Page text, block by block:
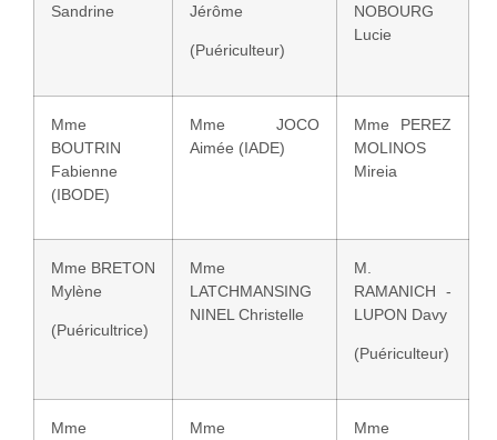
Sandrine
Jérôme
(Puériculteur)
NOBOURG
Lucie
Mme
BOUTRIN
Fabienne
(IBODE)
Mme JOCO
Aimée (IADE)
Mme PEREZ
MOLINOS
Mireia
Mme BRETON
Mylène
(Puéricultrice)
Mme
LATCHMANSING
NINEL Christelle
M.
RAMANICH -
LUPON Davy
(Puériculteur)
Mme
Mme
Mme